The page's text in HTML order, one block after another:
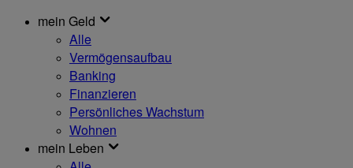
mein Geld
Alle
Vermögensaufbau
Banking
Finanzieren
Persönliches Wachstum
Wohnen
mein Leben